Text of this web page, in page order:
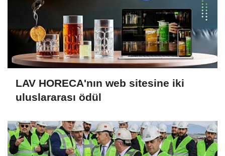
LAV HORECA'nın web sitesine iki
uluslararası ödül